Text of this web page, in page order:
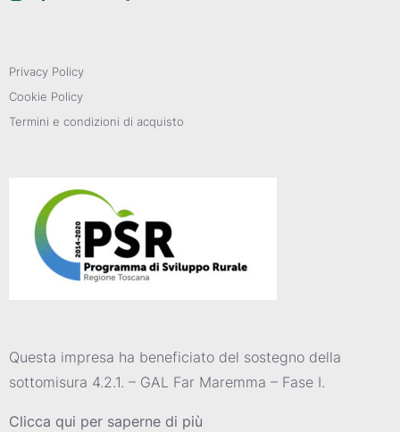
Privacy Policy
Cookie Policy
Termini e condizioni di acquisto
Questa impresa ha beneficiato del sostegno della
sottomisura 4.2.1. – GAL Far Maremma – Fase I.
Clicca qui per saperne di più